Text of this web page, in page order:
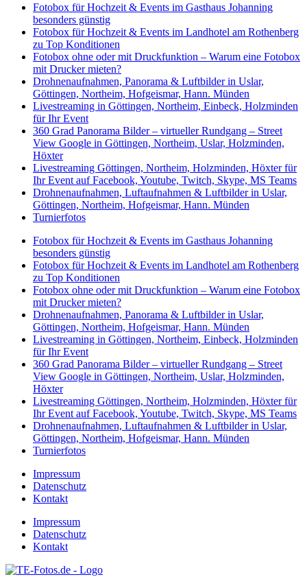
Fotobox für Hochzeit & Events im Gasthaus Johanning
besonders günstig
Fotobox für Hochzeit & Events im Landhotel am Rothenberg
zu Top Konditionen
Fotobox ohne oder mit Druckfunktion – Warum eine Fotobox
mit Drucker mieten?
Drohnenaufnahmen, Panorama & Luftbilder in Uslar,
Göttingen, Northeim, Hofgeismar, Hann. Münden
Livestreaming in Göttingen, Northeim, Einbeck, Holzminden
für Ihr Event
360 Grad Panorama Bilder – virtueller Rundgang – Street
View Google in Göttingen, Northeim, Uslar, Holzminden,
Höxter
Livestreaming Göttingen, Northeim, Holzminden, Höxter für
Ihr Event auf Facebook, Youtube, Twitch, Skype, MS Teams
Drohnenaufnahmen, Luftaufnahmen & Luftbilder in Uslar,
Göttingen, Northeim, Hofgeismar, Hann. Münden
Turnierfotos
Fotobox für Hochzeit & Events im Gasthaus Johanning
besonders günstig
Fotobox für Hochzeit & Events im Landhotel am Rothenberg
zu Top Konditionen
Fotobox ohne oder mit Druckfunktion – Warum eine Fotobox
mit Drucker mieten?
Drohnenaufnahmen, Panorama & Luftbilder in Uslar,
Göttingen, Northeim, Hofgeismar, Hann. Münden
Livestreaming in Göttingen, Northeim, Einbeck, Holzminden
für Ihr Event
360 Grad Panorama Bilder – virtueller Rundgang – Street
View Google in Göttingen, Northeim, Uslar, Holzminden,
Höxter
Livestreaming Göttingen, Northeim, Holzminden, Höxter für
Ihr Event auf Facebook, Youtube, Twitch, Skype, MS Teams
Drohnenaufnahmen, Luftaufnahmen & Luftbilder in Uslar,
Göttingen, Northeim, Hofgeismar, Hann. Münden
Turnierfotos
Impressum
Datenschutz
Kontakt
Impressum
Datenschutz
Kontakt